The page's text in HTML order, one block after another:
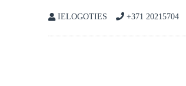
IELOGOTIES +371 20215704